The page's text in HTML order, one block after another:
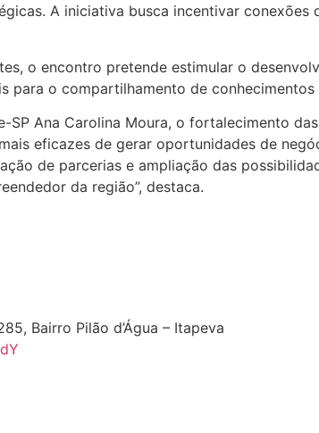
A iniciativa busca incentivar
o encontro pretende estimular o
para o compartilhamento de conhecimentos
SP Ana Carolina Moura, o fortalecimento
eficazes de gerar oportunidades de
de parcerias e ampliação das
da região”, destaca.
Bairro Pilão d’Água – Itapeva